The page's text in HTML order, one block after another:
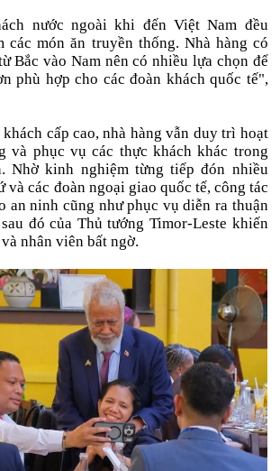
nước ngoài khi đến Việt Nam đều
các món ăn truyền thống. Nhà hàng có
Bắc vào Nam nên có nhiều lựa chọn để
phù hợp cho các đoàn khách quốc tế",
cấp cao, nhà hàng vẫn duy trì hoạt
và phục vụ các thực khách khác trong
Nhờ kinh nghiệm từng tiếp đón nhiều
và các đoàn ngoại giao quốc tế, công tác
an ninh cũng như phục vụ diễn ra thuận
đó của Thủ tướng Timor-Leste khiến
nhân viên bất ngờ.